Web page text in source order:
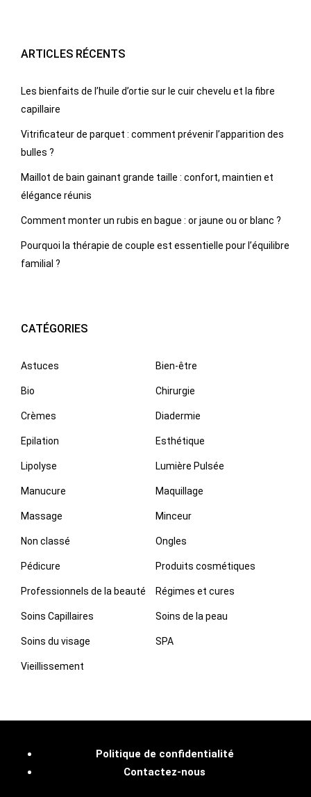
ARTICLES RÉCENTS
Les bienfaits de l’huile d’ortie sur le cuir chevelu et la fibre
capillaire
Vitrificateur de parquet : comment prévenir l’apparition des
bulles ?
Maillot de bain gainant grande taille : confort, maintien et
élégance réunis
Comment monter un rubis en bague : or jaune ou or blanc ?
Pourquoi la thérapie de couple est essentielle pour l’équilibre
familial ?
CATÉGORIES
Astuces Bien-être
Bio Chirurgie
Crèmes Diadermie
Epilation Esthétique
Lipolyse Lumière Pulsée
Manucure Maquillage
Massage Minceur
Non classé Ongles
Pédicure Produits cosmétiques
Professionnels de la beauté Régimes et cures
Soins Capillaires Soins de la peau
Soins du visage SPA
Vieillissement
Politique de confidentialité
Contactez-nous